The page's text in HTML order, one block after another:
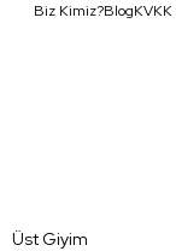
Biz Kimiz?Blog
Üst Giyim